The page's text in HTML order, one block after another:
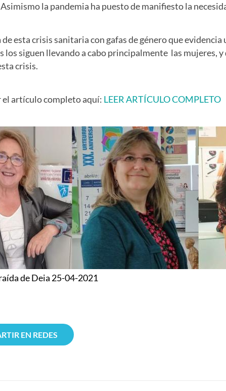
la pandemia ha puesto de manifiesto la
esta crisis sanitaria con gafas de género que
los siguen llevando a cabo principalmente las mujeres,
crisis.
el artículo completo aquí: LEER ARTÍCULO COMPLETO
de Deia 25-04-2021
EN REDES